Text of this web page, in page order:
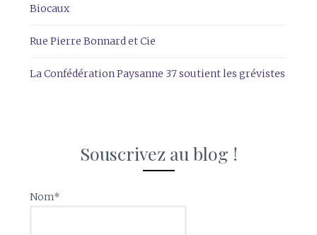
Biocaux
Rue Pierre Bonnard et Cie
La Confédération Paysanne 37 soutient les grévistes
Souscrivez au blog !
Nom*